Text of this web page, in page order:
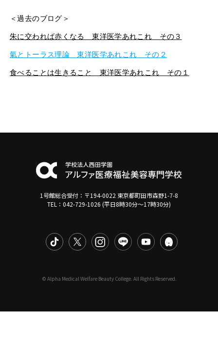
＜過去のブログ＞
朱に交われば赤くなる 東洋医学あれこれ その３
氣とトーラス理論 東洋医学あれこれ その２
食べることは生きること 東洋医学あれこれ その１
1号館総合受付：〒194-0022 東京都町田市森野1-7-8
TEL：042-729-1026 (平日8時30分〜17時30分)
© Alpha Medical Welfare Beauty College. All Rights Reserved.